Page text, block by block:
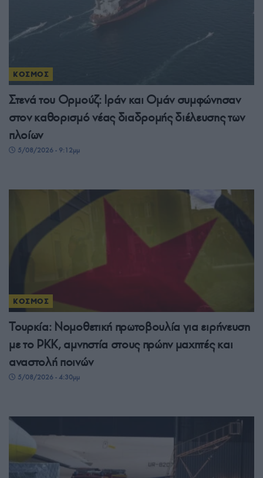
ΚΟΣΜΟΣ
Στενά του Ορμούζ: Ιράν και Ομάν συμφώνησαν
στον καθορισμό νέας διαδρομής διέλευσης των
πλοίων
5/08/2026 - 9:12μμ
ΚΟΣΜΟΣ
Τουρκία: Νομοθετική πρωτοβουλία για ειρήνευση
με το PKK, αμνηστία στους πρώην μαχητές και
αναστολή ποινών
5/08/2026 - 4:30μμ